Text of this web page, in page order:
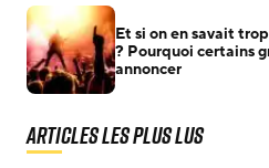
Et si on en savait
? Pourquoi certains
annoncer
Articles les plus lus